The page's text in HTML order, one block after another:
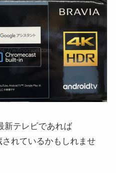
新テレビであれば
されているかもしれませ